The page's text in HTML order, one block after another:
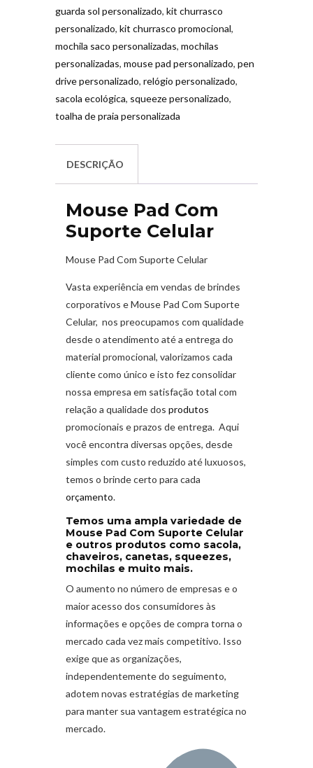
guarda sol personalizado, kit churrasco
personalizado, kit churrasco promocional,
mochila saco personalizadas, mochilas
personalizadas, mouse pad personalizado, pen
drive personalizado, relógio personalizado,
sacola ecológica, squeeze personalizado,
toalha de praia personalizada
DESCRIÇÃO
Mouse Pad Com
Suporte Celular
Mouse Pad Com Suporte Celular
Vasta experiência em vendas de brindes
corporativos e Mouse Pad Com Suporte
Celular, nos preocupamos com qualidade
desde o atendimento até a entrega do
material promocional, valorizamos cada
cliente como único e isto fez consolidar
nossa empresa em satisfação total com
relação a qualidade dos produtos
promocionais e prazos de entrega. Aqui
você encontra diversas opções, desde
simples com custo reduzido até luxuosos,
temos o brinde certo para cada
orçamento.
Temos uma ampla variedade de
Mouse Pad Com Suporte Celular
e outros produtos como sacola,
chaveiros, canetas, squeezes,
mochilas e muito mais.
O aumento no número de empresas e o
maior acesso dos consumidores às
informações e opções de compra torna o
mercado cada vez mais competitivo. Isso
exige que as organizações,
independentemente do seguimento,
adotem novas estratégias de marketing
para manter sua vantagem estratégica no
mercado.